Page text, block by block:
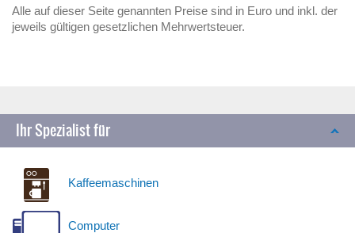
Alle auf dieser Seite genannten Preise sind in Euro und inkl. der
jeweils gültigen gesetzlichen Mehrwertsteuer.
Ihr Spezialist für
Kaffeemaschinen
Computer